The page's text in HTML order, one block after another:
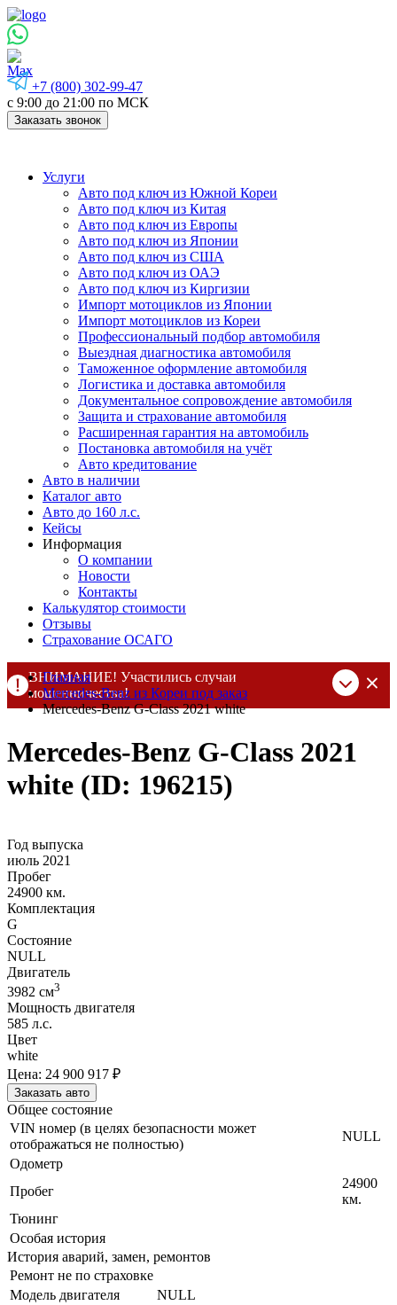
+7 (800) 302-99-47
с 9:00 до 21:00 по МСК
Заказать звонок
Услуги
Авто под ключ из Южной Кореи
Авто под ключ из Китая
Авто под ключ из Европы
Авто под ключ из Японии
Авто под ключ из США
Авто под ключ из ОАЭ
Авто под ключ из Киргизии
Импорт мотоциклов из Японии
Импорт мотоциклов из Кореи
Профессиональный подбор автомобиля
Выездная диагностика автомобиля
Таможенное оформление автомобиля
Логистика и доставка автомобиля
Документальное сопровождение автомобиля
Защита и страхование автомобиля
Расширенная гарантия на автомобиль
Постановка автомобиля на учёт
Авто кредитование
Авто в наличии
Каталог авто
Авто до 160 л.с.
Кейсы
Информация
О компании
Новости
Контакты
Калькулятор стоимости
Отзывы
Страхование ОСАГО
ВНИМАНИЕ! Участились случаи
мошенничества!
Компания DSS Group принимает оплату за свои услуги только
При любых подозрениях, свяжитесь с нами по официальным
контактам, указанным в соц сетях и на сайте
Главная
Mercedes-Benz из Кореи под заказ
Mercedes-Benz G-Class 2021 white
Mercedes-Benz G-Class 2021
white (ID: 196215)
Год выпуска
июль 2021
Пробег
24900 км.
Комплектация
G
Состояние
NULL
Двигатель
3982 cм3
Мощность двигателя
585 л.с.
Цвет
white
Цена: 24 900 917 ₽
Заказать авто
Общее состояние
VIN номер (в целях безопасности может
отображаться не полностью)
NULL
Одометр
Пробег
24900
км.
Тюнинг
Особая история
История аварий, замен, ремонтов
Ремонт не по страховке
Модель двигателя
NULL